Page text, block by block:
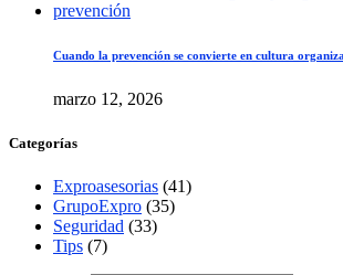
Cuando la prevención se convierte en cultura
marzo 12, 2026
Categorías
Exproasesorias (41)
GrupoExpro (35)
Seguridad (33)
Tips (7)